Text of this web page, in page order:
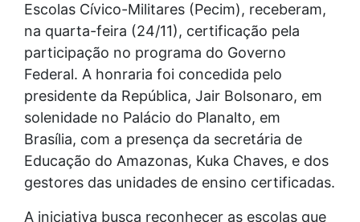
Escolas Cívico-Militares (Pecim), receberam,
na quarta-feira (24/11), certificação pela
participação no programa do Governo
Federal. A honraria foi concedida pelo
presidente da República, Jair Bolsonaro, em
solenidade no Palácio do Planalto, em
Brasília, com a presença da secretária de
Educação do Amazonas, Kuka Chaves, e dos
gestores das unidades de ensino certificadas.
A iniciativa busca reconhecer as escolas que